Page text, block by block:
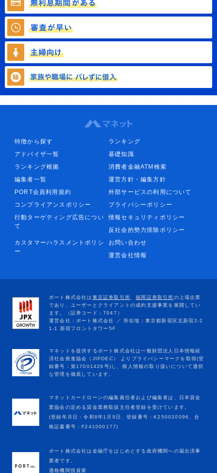
特徴から探す
ランキング
アドバイザ一覧
基礎知識
ランキング根拠
消費者金融ATM検索
編集者一覧
運営方針・編集方針
PORT会員利用規約
外部サービスの利用について
コンプライアンスポリシー
プライバシーポリシー
行動ターゲティング広告につい
て
情報セキュリティポリシー
反社会的勢力排除ポリシー
カスタマーハラスメントポリシ
ー
お問い合わせ
運営会社情報
マネットカードローンの編集責任者および編集者は、日本貸金
業協会の定める貸金業務取扱主任者登録を受けています。
(登録年月日：令和8年1月9日、登録番号：K250020096、合
格証書番号：F241000177)
ポート株式会社は金融庁をはじめとする政府機関への届出済事
業者です。
適格機関投資家